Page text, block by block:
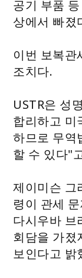
공기 부품
상에서 빠졌
이번 보복관
조치다.
USTR은 성
합리하고 미
하므로 무역
할 수 있다"
제이미슨 그
령이 관세
다시우바 브
회담을 가졌
보인다고 밝